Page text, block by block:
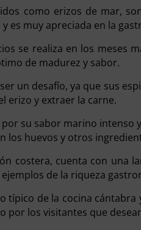
como erizos de mar,
es muy apreciada en la
se realiza en los
de madurez y sabor.
un desafío, ya que sus
erizo y extraer la carne.
su sabor marino
los huevos y otros
costera, cuenta con una
de la riqueza
típico de la cocina
por los visitantes que